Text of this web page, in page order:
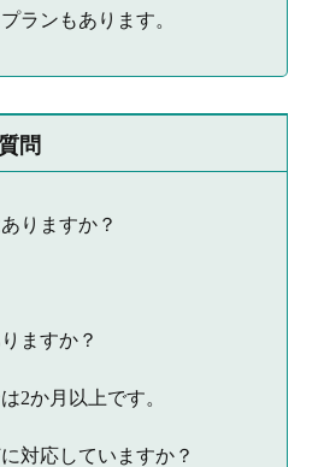
ランもあります。
問
りますか？
ますか？
2か月以上です。
対応していますか？